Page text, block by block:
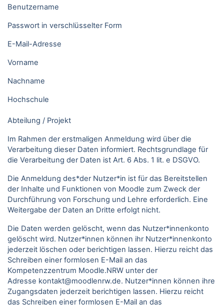
Benutzername
Passwort in verschlüsselter Form
E-Mail-Adresse
Vorname
Nachname
Hochschule
Abteilung / Projekt
Im Rahmen der erstmaligen Anmeldung wird über die
Verarbeitung dieser Daten informiert. Rechtsgrundlage für
die Verarbeitung der Daten ist Art. 6 Abs. 1 lit. e DSGVO.
Die Anmeldung des*der Nutzer*in ist für das Bereitstellen
der Inhalte und Funktionen von Moodle zum Zweck der
Durchführung von Forschung und Lehre erforderlich. Eine
Weitergabe der Daten an Dritte erfolgt nicht.
Die Daten werden gelöscht, wenn das Nutzer*innenkonto
gelöscht wird. Nutzer*innen können ihr Nutzer*innenkonto
jederzeit löschen oder berichtigen lassen. Hierzu reicht das
Schreiben einer formlosen E-Mail an das
Kompetenzzentrum Moodle.NRW unter der
Adresse kontakt@moodlenrw.de. Nutzer*innen können ihre
Zugangsdaten jederzeit berichtigen lassen. Hierzu reicht
das Schreiben einer formlosen E-Mail an das